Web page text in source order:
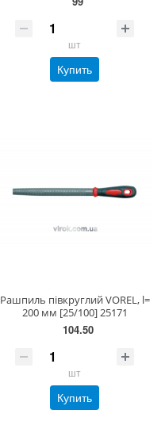
шт
Купить
Рашпиль півкруглий VOREL, l=
200 мм [25/100] 25171
104.50
шт
Купить